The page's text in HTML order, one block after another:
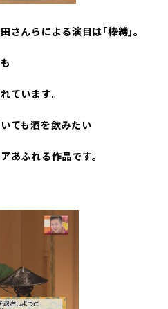
さんらによる演目は｢棒縛｣｡
ています｡
ても酒を飲みたい
あふれる作品です｡